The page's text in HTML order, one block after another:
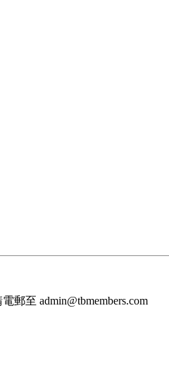
至 admin@tbmembers.com